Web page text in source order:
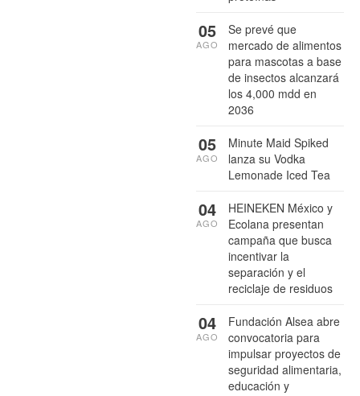
Se prevé que
mercado de alimentos
para mascotas a base
de insectos alcanzará
los 4,000 mdd en
2036
05
AGO
Minute Maid Spiked
lanza su Vodka
Lemonade Iced Tea
05
AGO
HEINEKEN México y
Ecolana presentan
campaña que busca
incentivar la
separación y el
reciclaje de residuos
04
AGO
Fundación Alsea abre
convocatoria para
impulsar proyectos de
seguridad alimentaria,
educación y
04
AGO